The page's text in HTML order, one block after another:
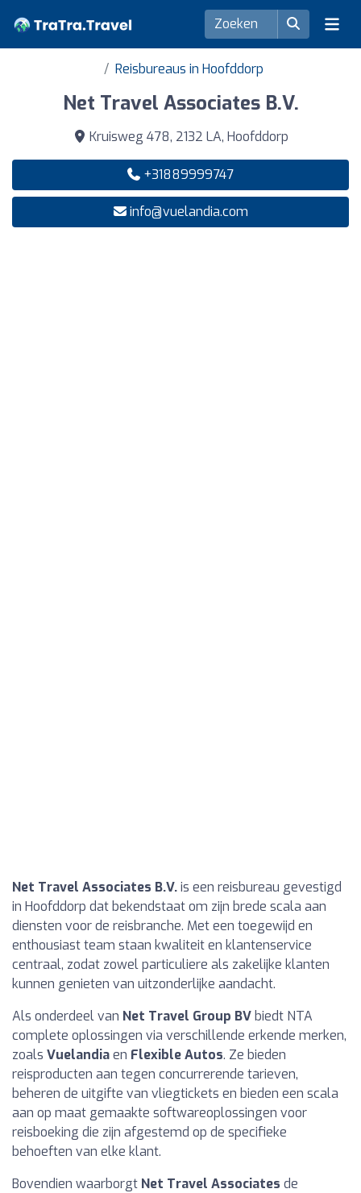
Reisbureaus in Hoofddorp
Net Travel Associates B.V.
Kruisweg 478, 2132 LA, Hoofddorp
+31889999747
info@vuelandia.com
Net Travel Associates B.V.is een reisbureau gevestigd
in Hoofddorp dat bekendstaat om zijn brede scala aan
diensten voor de reisbranche. Met een toegewijd en
enthousiast team staan kwaliteit en klantenservice
centraal, zodat zowel particuliere als zakelijke klanten
kunnen genieten van uitzonderlijke aandacht.
Als onderdeel van Net Travel Group BV biedt NTA
complete oplossingen via verschillende erkende merken,
zoals Vuelandiaen Flexible Autos. Ze bieden
reisproducten aan tegen concurrerende tarieven,
beheren de uitgifte van vliegtickets en bieden een scala
aan op maat gemaakte softwareoplossingen voor
reisboeking die zijn afgestemd op de specifieke
behoeften van elke klant.
Bovendien waarborgt Net Travel Associates de